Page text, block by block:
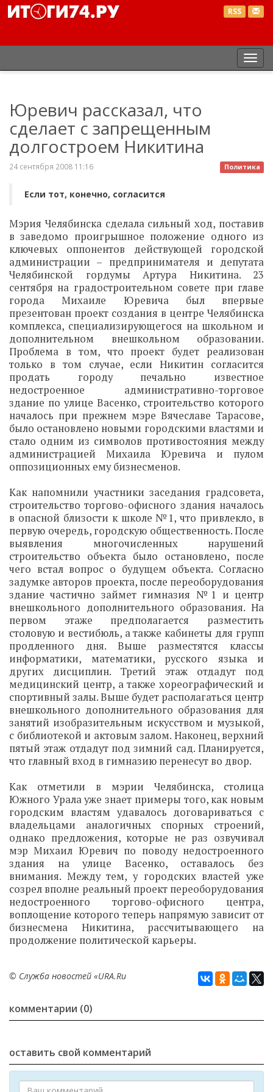
RSS
Юревич рассказал, что
сделает с запрещенным
долгостроем Никитина
Политика
24 сентября 2008 11:16
Если тот, конечно, согласится
Мэрия Челябинска сделала сильный ход, поставив
в заведомо проигрышное положение одного из
ключевых оппонентов действующей городской
администрации – предпринимателя и депутата
Челябинской гордумы Артура Никитина. 23
сентября на градостроительном совете при главе
города Михаиле Юревича был впервые
презентован проект создания в центре Челябинска
комплекса, специализирующегося на школьном и
дополнительном внешкольном образовании.
Проблема в том, что проект будет реализован
только в том случае, если Никитин согласится
продать городу печально известное
недостроенное административно-торговое
здание по улице Васенко, строительство которого
началось при прежнем мэре Вячеславе Тарасове,
было остановлено новыми городскими властями и
стало одним из символов противостояния между
администрацией Михаила Юревича и пулом
оппозиционных ему бизнесменов.
Как напомнили участники заседания градсовета,
строительство торгово-офисного здания началось
в опасной близости к школе №1, что привлекло, в
первую очередь, городскую общественность. После
выявления многочисленных нарушений
строительство объекта было остановлено, после
чего встал вопрос о будущем объекта. Согласно
задумке авторов проекта, после переоборудования
здание частично займет гимназия №1 и центр
внешкольного дополнительного образования. На
первом этаже предполагается разместить
столовую и вестибюль, а также кабинеты для групп
продленного дня. Выше разместятся классы
информатики, математики, русского языка и
других дисциплин. Третий этаж отдадут под
медицинский центр, а также хореографический и
спортивный залы. Выше будет располагаться центр
внешкольного дополнительного образования для
занятий изобразительным искусством и музыкой,
с библиотекой и актовым залом. Наконец, верхний
пятый этаж отдадут под зимний сад. Планируется,
что главный вход в гимназию перенесут во двор.
Как отметили в мэрии Челябинска, столица
Южного Урала уже знает примеры того, как новым
городским властям удавалось договариваться с
владельцами аналогичных спорных строений,
однако предложения, которые не раз озвучивал
мэр Михаил Юревич по поводу недостроенного
здания на улице Васенко, оставалось без
внимания. Между тем, у городских властей уже
созрел вполне реальный проект переоборудования
недостроенного торгово-офисного центра,
воплощение которого теперь напрямую зависит от
бизнесмена Никитина, рассчитывающего на
продолжение политической карьеры.
© Служба новостей «URA.Ru
комментарии (0)
оставить свой комментарий